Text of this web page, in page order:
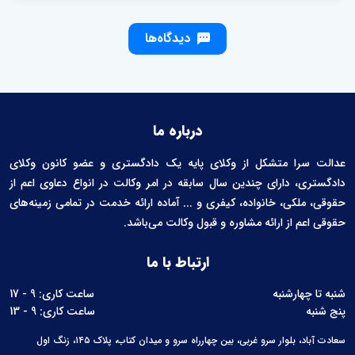
دیدگاه‌ها
درباره ما
عدالت سرا متشکل از وکلای پایه یک دادگستری و عضو کانون وکلای
دادگستری، دارای چندین سال سابقه در امر وکالت در انواع دعاوی اعم از
حقوقی، ملکی، خانواده، کیفری و ... آماده ارائه خدمت در تمامی زمینه‌های
حقوقی اعم از ارائه مشاوره و قبول وکالت می‌باشد.
ارتباط با ما
شنبه تا چهارشنبه
ساعت کاری: 9 - 17
پنج شنبه
ساعت کاری: 9 - 13
سعادت آباد، بلوار سرو غربی، بین چهارراه سرو و میدان کتاب، پلاک ۱۴۵، زنگ اول